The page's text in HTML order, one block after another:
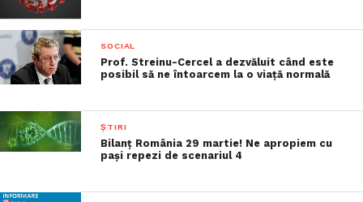
SOCIAL
Prof. Streinu-Cercel a dezvăluit când este
posibil să ne întoarcem la o viață normală
ȘTIRI
Bilanț România 29 martie! Ne apropiem cu
pași repezi de scenariul 4